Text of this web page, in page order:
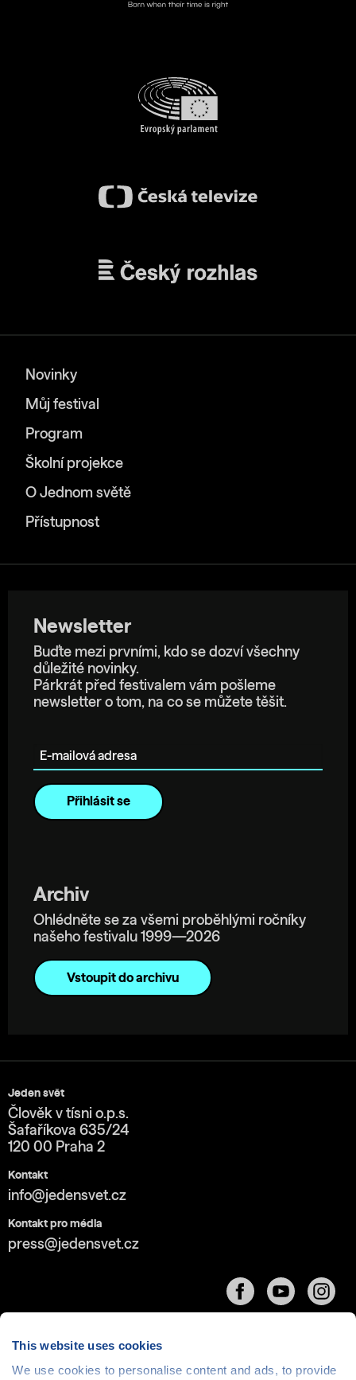
This website uses cookies
We use cookies to personalise content and ads, to provide
Novinky
Můj festival
Program
Školní projekce
O Jednom světě
Přístupnost
Newsletter
Buďte mezi prvními, kdo se dozví všechny
důležité novinky.
Párkrát před festivalem vám pošleme
newsletter o tom, na co se můžete těšit.
Archiv
Ohlédněte se za všemi proběhlými ročníky
našeho festivalu 1999—2026
Vstoupit do archivu
Jeden svět
Člověk v tísni o.p.s.
Šafaříkova 635/24
120 00 Praha 2
Kontakt
info@jedensvet.cz
Kontakt pro média
press@jedensvet.cz